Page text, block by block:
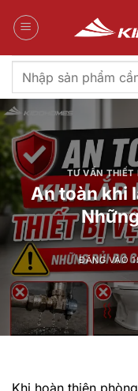
qua
Tìm
kiếm:
TƯ VẤN THIẾT
An toàn khi
ĐĂNG VÀO
Khi hoàn thiện